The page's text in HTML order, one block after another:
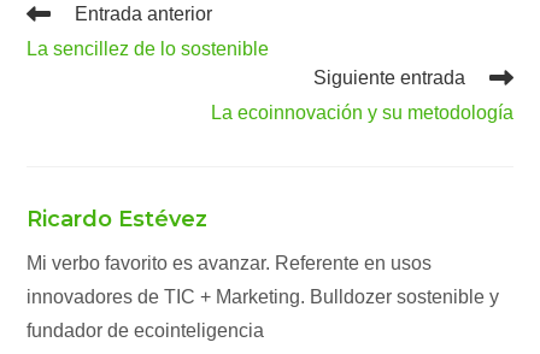
Leer
artículos
Entrada anterior
La sencillez de lo sostenible
Siguiente entrada
La ecoinnovación y su metodología
Ricardo Estévez
Mi verbo favorito es avanzar. Referente en usos
innovadores de TIC + Marketing. Bulldozer sostenible y
fundador de ecointeligencia